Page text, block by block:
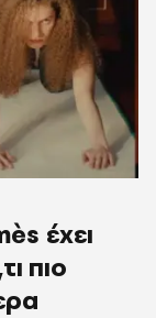
έχει
πιο